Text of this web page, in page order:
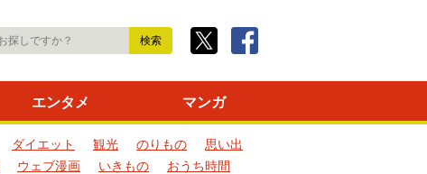
エンタメ マンガ
ダイエット 観光 のりもの
思い出
ウェブ漫画 いきもの
おうち時間